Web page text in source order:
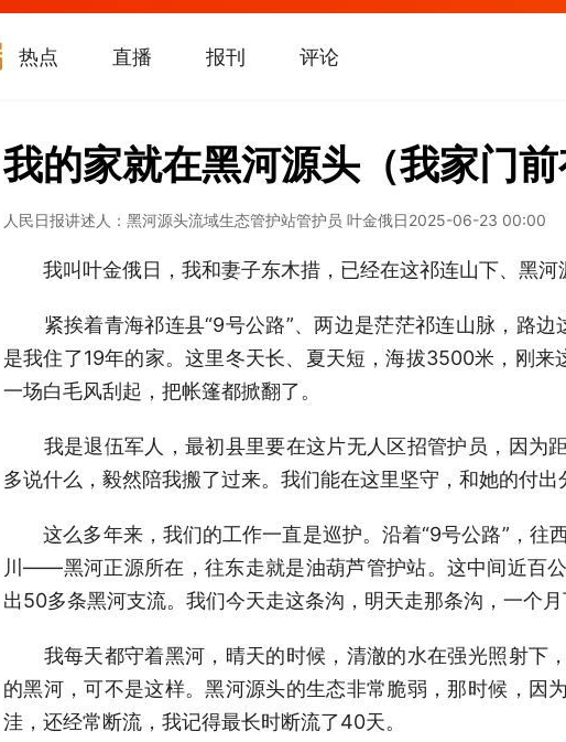
热点 直播 报刊 评论
我的家就在黑河源头（我家门前
人民日报讲述人：黑河源头流域生态管护站管护员 叶金俄日2025-06-23 00:00
我叫叶金俄日，我和妻子东木措，已经在这祁连山下、黑河
紧挨着青海祁连县“9号公路”、两边是茫茫祁连山脉，路边
是我住了19年的家。这里冬天长、夏天短，海拔3500米，刚来
一场白毛风刮起，把帐篷都掀翻了。
我是退伍军人，最初县里要在这片无人区招管护员，因为
多说什么，毅然陪我搬了过来。我们能在这里坚守，和她的付出
这么多年来，我们的工作一直是巡护。沿着“9号公路”，往
川——黑河正源所在，往东走就是油葫芦管护站。这中间近百
出50多条黑河支流。我们今天走这条沟，明天走那条沟，一个月
我每天都守着黑河，晴天的时候，清澈的水在强光照射下
的黑河，可不是这样。黑河源头的生态非常脆弱，那时候，因
洼，还经常断流，我记得最长时断流了40天。